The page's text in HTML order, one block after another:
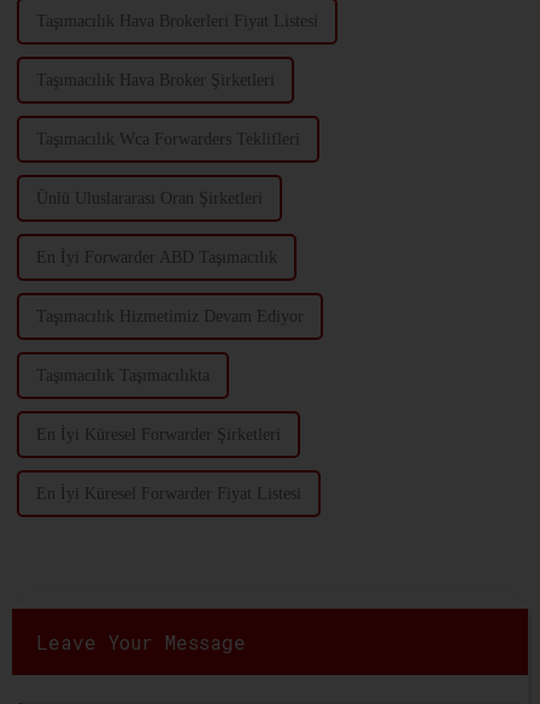
Taşımacılık Hava Brokerleri Fiyat Listesi
Taşımacılık Hava Broker Şirketleri
Taşımacılık Wca Forwarders Teklifleri
Ünlü Uluslararası Oran Şirketleri
En İyi Forwarder ABD Taşımacılık
Taşımacılık Hizmetimiz Devam Ediyor
Taşımacılık Taşımacılıkta
En İyi Küresel Forwarder Şirketleri
En İyi Küresel Forwarder Fiyat Listesi
Leave Your Message